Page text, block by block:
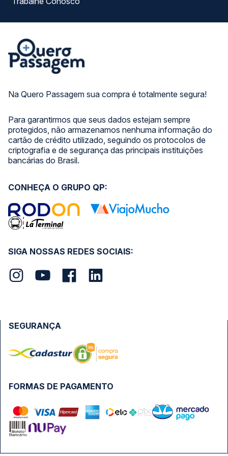
Na Quero Passagem sua compra é totalmente segura!
Para garantirmos que seus dados estejam sempre
protegidos, não armazenamos nenhuma informação do
cartão de crédito utilizado, seguindo os protocolos de
criptografia e de segurança das principais instituições
bancárias do Brasil.
SIGA NOSSAS REDES SOCIAIS:
CONHEÇA O GRUPO QP:
FORMAS DE PAGAMENTO
SEGURANÇA